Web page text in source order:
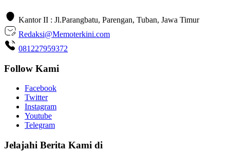
Kantor II : Jl.Parangbatu, Parengan, Tuban, Jawa Timur
Redaksi@Memoterkini.com
081227959372
Follow Kami
Facebook
Twitter
Instagram
Youtube
Telegram
Jelajahi Berita Kami di